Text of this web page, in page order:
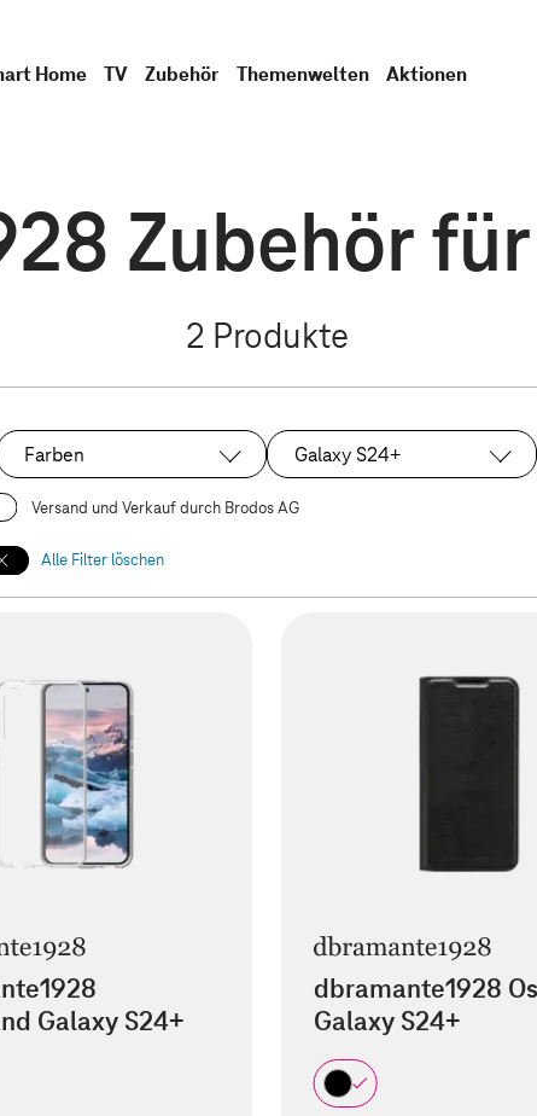
Home TV Zubehör Themenwelten Aktionen
Zubehör
2 Produkte
Farben Ausgewählt:
Galaxy S24+
Versand und Verkauf durch Brodos AG
Alle Filter löschen
Galaxy S24+
dbramante1928
Galaxy S24+